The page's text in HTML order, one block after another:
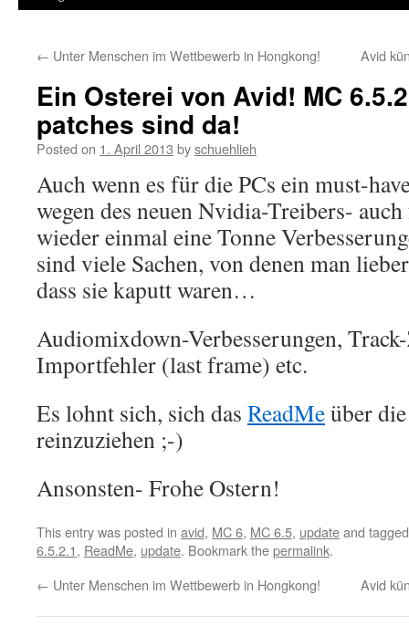
← Unter Menschen im Wettbewerb in Hongkong! Avid
Ein Osterei von Avid! MC
patches sind da!
Posted on 1. April 2013 byschuehlieh
Auch wenn es für die PCs ein must-
wegen des neuen Nvidia-Treibers-
wieder einmal eine Tonne
sind viele Sachen, von denen man
dass sie kaputt waren…
Audiomixdown-Verbesserungen,
Importfehler (last frame) etc.
Es lohnt sich, sich das ReadMeüber
reinzuziehen ;-)
Ansonsten- Frohe Ostern!
This entry was posted in avid, MC 6, MC 6.5, updateand
6.5.2.1, ReadMe, update. Bookmark thepermalink.
← Unter Menschen im Wettbewerb in Hongkong! Avid